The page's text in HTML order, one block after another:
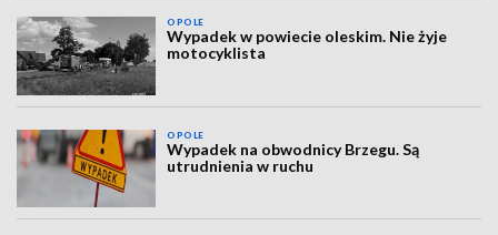
OPOLE
Wypadek w powiecie oleskim. Nie żyje
motocyklista
OPOLE
Wypadek na obwodnicy Brzegu. Są
utrudnienia w ruchu